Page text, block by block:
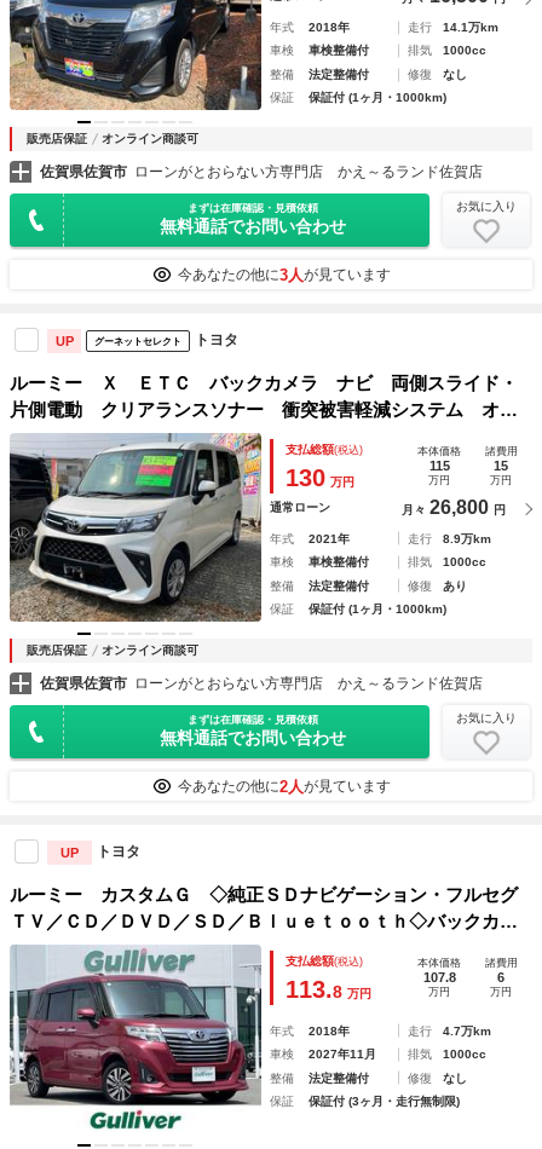
年式 2018年 走行
14.1万km
車検
車検整備付 排気
1000cc
整備
法定整備付 修復
なし
保証
保証付 (1ヶ月・1000km)
販売店保証 オンライン商談可
佐賀県佐賀市 ローンがとおらない方専門店 かえ～るランド佐賀店
まずは在庫確認・見積依頼
無料通話でお問い合わせ
お気に入り
今あなたの他に3人が見ています
UP グーネットセレクト トヨタ
ルーミー Ｘ ＥＴＣ バックカメラ ナビ 両側スライド・
片側電動 クリアランスソナー 衝突被害軽減システム オー
トライト スマートキー アイドリングストップ 電動格納ミ
ラー ウォークスルー ＣＶＴ 盗難防止システム
支払総額(税込)
130 万円
本体価格
115
万円
諸費用
15
万円
通常ローン 月々 26,800 円
年式 2021年 走行
8.9万km
車検
車検整備付 排気
1000cc
整備
法定整備付 修復
あり
保証
保証付 (1ヶ月・1000km)
販売店保証 オンライン商談可
佐賀県佐賀市 ローンがとおらない方専門店 かえ～るランド佐賀店
まずは在庫確認・見積依頼
無料通話でお問い合わせ
お気に入り
今あなたの他に2人が見ています
UP トヨタ
ルーミー カスタムＧ ◇純正ＳＤナビゲーション・フルセグ
ＴＶ／ＣＤ／ＤＶＤ／ＳＤ／Ｂｌｕｅｔｏｏｔｈ◇バックカメ
ラ◇両側パワースライドドア◇後席サンシェード◇ＩＳＯＦＩ
Ｘ対応◇革巻きステアリング◇ステアリング
支払総額(税込)
113.8 万円
本体価格
107.8
万円
諸費用
6
万円
年式 2018年 走行
4.7万km
車検
2027年11月 排気
1000cc
整備
法定整備付 修復
なし
保証
保証付 (3ヶ月・走行無制限)